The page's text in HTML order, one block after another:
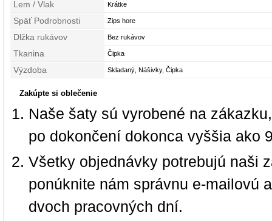
Lem / Vlak Krátke
Späť Podrobnosti Zips hore
Dlžka rukávov Bez rukávov
Tkanina Čipka
Výzdoba Skladaný, Nášivky, Čipka
Zakúpte si oblečenie
Naše šaty sú vyrobené na
po dokončení dokonca vyššia ako
Všetky objednávky potrebujú naši
ponúknite nám správnu e-mailovú
dvoch pracovných dní.